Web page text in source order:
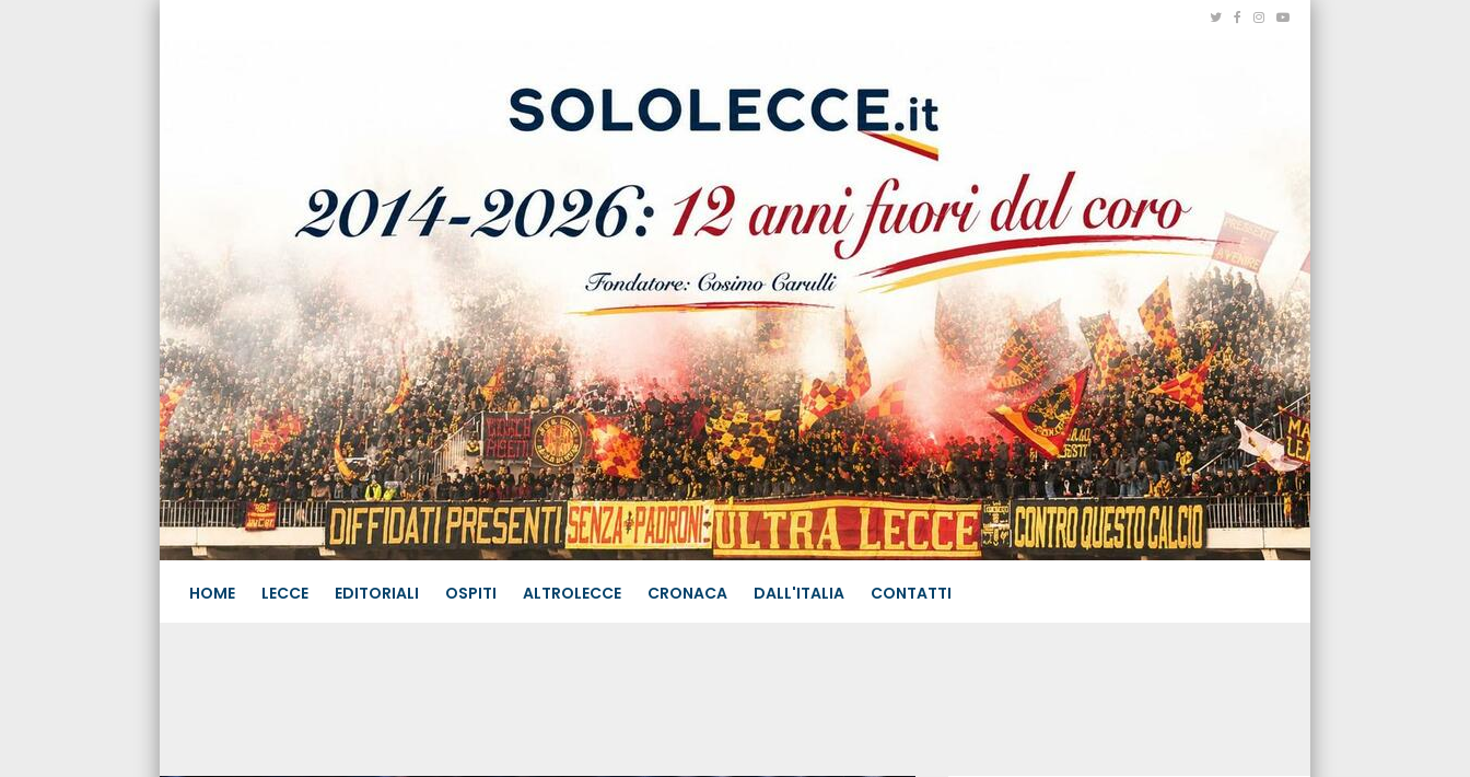
HOME LECCE EDITORIALI OSPITI ALTROLECCE CRONACA DALL'ITALIA CONTATTI